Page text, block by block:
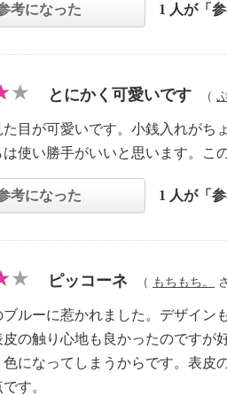
考になった 1 人が「
とにかく可愛いです （
た目が可愛いです。小銭入れがち
は使い勝手がいいと思います。こ
考になった 1 人が「
ピッコーネ （ もちもち。
ルーに惹かれました。デザイン
の触り心地も良かったのですが
になってしまうからです。表皮
す。